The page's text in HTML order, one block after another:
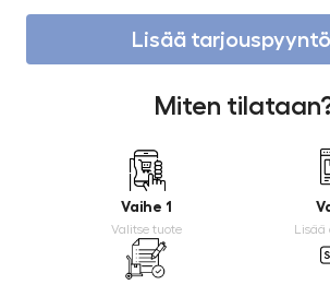
Lisää
Miten
Vaihe 1
Valitse tuote